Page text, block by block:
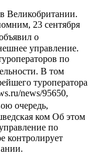
Великобритании.
23 сентября
о
управление.
по
В том
туроператора
news/95650,
очередь,
ком Об этом
по
контролирует